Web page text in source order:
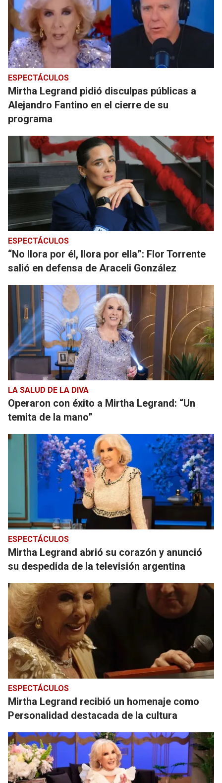
ESPECTÁCULOS
Mirtha Legrand pidió disculpas públicas a
Alejandro Fantino en el cierre de su
programa
ESPECTÁCULOS
“No llora por él, llora por ella”: Flor Torrente
salió en defensa de Araceli González
LA SALUD DE LA DIVA
Operaron con éxito a Mirtha Legrand: “Un
temita de la mano”
ESPECTÁCULOS
Mirtha Legrand abrió su corazón y anunció
su despedida de la televisión argentina
ESPECTÁCULOS
Mirtha Legrand recibió un homenaje como
Personalidad destacada de la cultura